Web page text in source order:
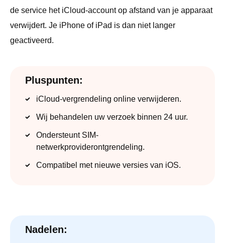
de service het iCloud-account op afstand van je apparaat
verwijdert. Je iPhone of iPad is dan niet langer
geactiveerd.
Pluspunten:
iCloud-vergrendeling online verwijderen.
Wij behandelen uw verzoek binnen 24 uur.
Ondersteunt SIM-
netwerkproviderontgrendeling.
Compatibel met nieuwe versies van iOS.
Nadelen: